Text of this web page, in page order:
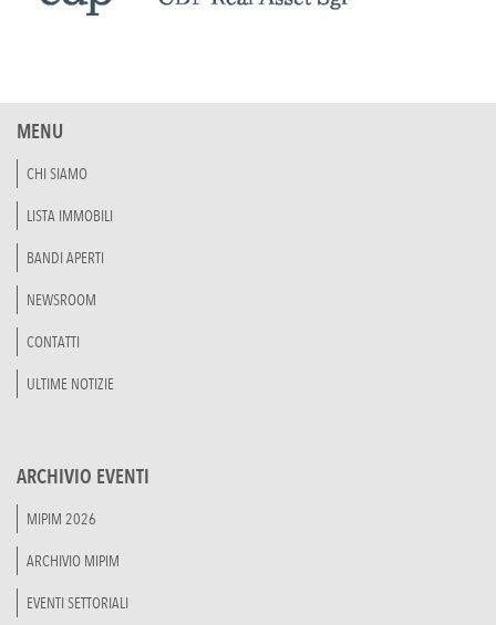
MENU
CHI SIAMO
LISTA IMMOBILI
BANDI APERTI
NEWSROOM
CONTATTI
ULTIME NOTIZIE
ARCHIVIO EVENTI
MIPIM 2026
ARCHIVIO MIPIM
EVENTI SETTORIALI